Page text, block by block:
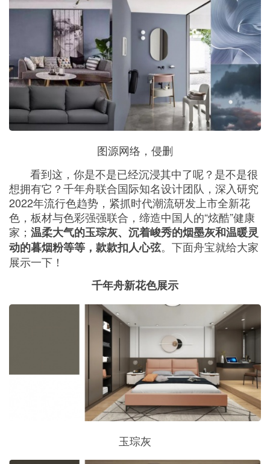
图源网络，侵删
看到这，你是不是已经沉浸其中了呢？是不是很
想拥有它？千年舟联合国际知名设计团队，深入研究
2022年流行色趋势，紧抓时代潮流研发上市全新花
色，板材与色彩强强联合，缔造中国人的“炫酷”健康
家； 温柔大气的玉琮灰、沉着峻秀的烟墨灰和温暖灵
动的暮烟粉等等，款款扣人心弦。下面舟宝就给大家
展示一下！
千年舟新花色展示
玉琮灰